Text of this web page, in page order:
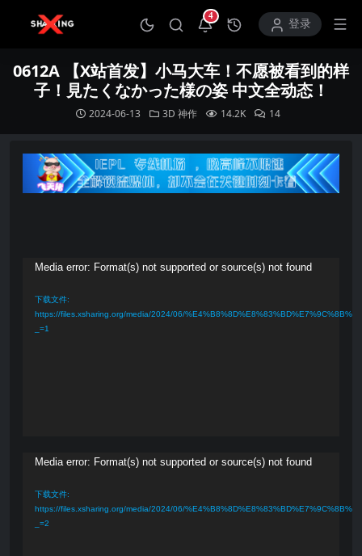
4
打开通知中心登录
0612A 【X站首发】小马大车！不愿被看到的样
子！見たくなかった様の姿 中文全动态！
2024-06-13 3D 神作 14.2K 14
Media error: Format(s) not supported or source(s) not found
下载文件:
https://files.xsharing.org/media/2024/06/
_=1
Media error: Format(s) not supported or source(s) not found
下载文件:
https://files.xsharing.org/media/2024/06/
_=2